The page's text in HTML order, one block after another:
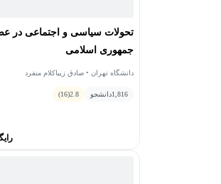
او به ناچار در ایران مانده و به عنوان مربی در
دانشگاه تهران استخدام می‌گردد. پس از
۱۳۶۳ برای ادامه تحصیل به انگلستان باز
ادامه تحصیل در رشته مهندسی شیمی به علوم
انقلاب اسلامی ایران و فلسفه سیاست غرب
تحولات سیاسی و اجتماعی در
جمهوری اسلامی
دانشگاه تهران • صادق زیباکلام منفرد
1,816دانشجو 2.8
(16)